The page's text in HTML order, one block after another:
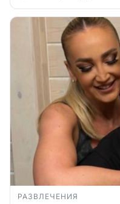
РАЗВЛЕЧЕНИЯ